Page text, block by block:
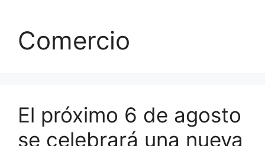
Comercio
El próximo 6 de agosto
se celebrará una nueva